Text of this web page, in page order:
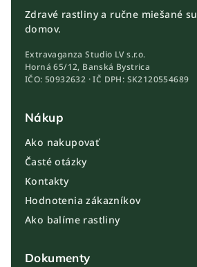
Zdravé rastliny a ručne miešané
domov.
Extravaganza Studio LV s.r.o.
Horná 65/12, Banská Bystrica
IČO: 50932632 · IČ DPH: SK2120554689
Nákup
Ako nakupovať
Časté otázky
Kontakty
Hodnotenia zákazníkov
Ako balíme rastliny
Dokumenty